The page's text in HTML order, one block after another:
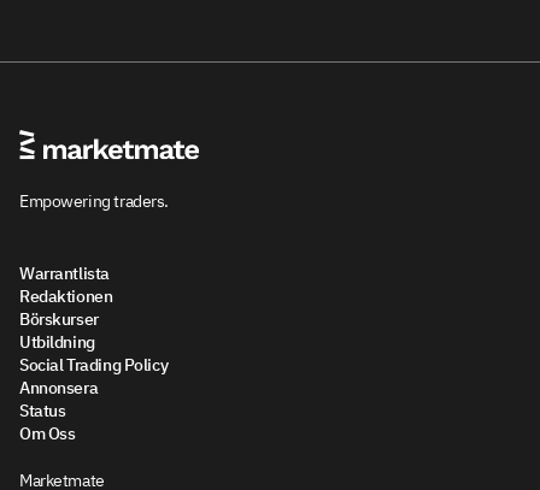
Empowering traders.
Warrantlista
Redaktionen
Börskurser
Utbildning
Social Trading Policy
Annonsera
Status
Om Oss
Marketmate